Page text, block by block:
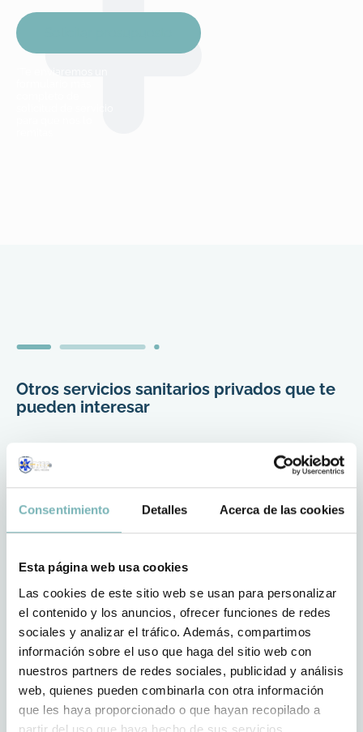
Consentimiento Detalles Acerca de las cookies
Esta página web usa cookies
Las cookies de este sitio web se usan para personalizar
el contenido y los anuncios, ofrecer funciones de redes
sociales y analizar el tráfico. Además, compartimos
información sobre el uso que haga del sitio web con
nuestros partners de redes sociales, publicidad y análisis
web, quienes pueden combinarla con otra información
que les haya proporcionado o que hayan recopilado a
partir del uso que haya hecho de sus servicios.
Otros servicios sanitarios privados que te
pueden interesar
atender cualquier otra necesidad? También ofrecemos estos
Servicios sanitarios para empresas y botiquines